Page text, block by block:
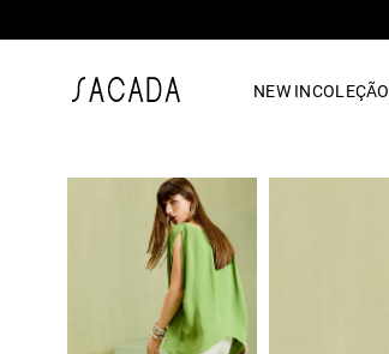
NEW INCOLEÇÃO
vestido midi